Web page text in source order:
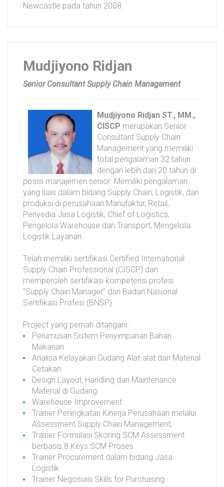
Newcastle pada tahun 2008.
Mudjiyono Ridjan
Senior Consultant Supply Chain Management
Mudjiyono Ridjan ST., MM.,
CISCP merupakan Senior
Consultant Supply Chain
Management yang memiliki
total pengalaman 32 tahun
dengan lebih dari 20 tahun di
posisi manajemen senior. Memiliki pengalaman
yang luas dalam bidang Supply Chain, Logistik, dan
produksi di perusahaan Manufaktur, Retail,
Penyedia Jasa Logistik, Chief of Logistics,
Pengelola Warehouse dan Transport, Mengelola
Logistik Layanan.
Telah memiliki sertifikasi Certified International
Supply Chain Professional (CISCP) dan
memperoleh sertifikasi kompetensi profesi
“Supply Chain Manager” dari Badan Nasional
Sertifikasi Profesi (BNSP).
Project yang pernah ditangani :
Perumusan Sistem Penyimpanan Bahan
Makanan
Analisa Kelayakan Gudang Alat-alat dan Material
Cetakan
Design Layout, Handling dan Maintenance
Material di Gudang
Warehouse Improvement
Trainer Peningkatan Kinerja Perusahaan melalui
Assessment Supply Chain Management,
Trainer Formulasi Skoring SCM Assessment
berbasis 8 Keys SCM Proses
Trainer Procurement dalam bidang Jasa
Logistik
Trainer Negosiasi Skills for Purchasing